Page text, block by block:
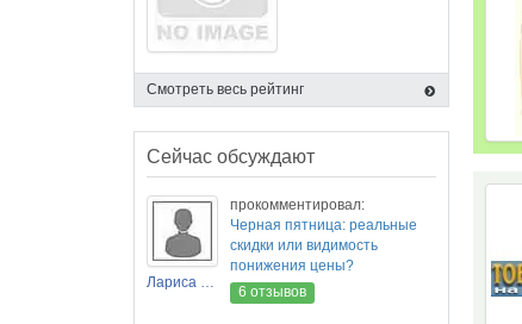
Смотреть весь рейтинг
Сейчас обсуждают
Лариса Новикова
прокомментировал:
Черная пятница: реальные
скидки или видимость
понижения цены?
6 отзывов